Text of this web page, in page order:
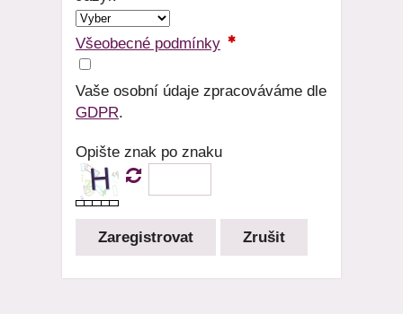
Všeobecné podmínky
Vaše osobní údaje zpracováváme dle
GDPR.
Opište znak po znaku